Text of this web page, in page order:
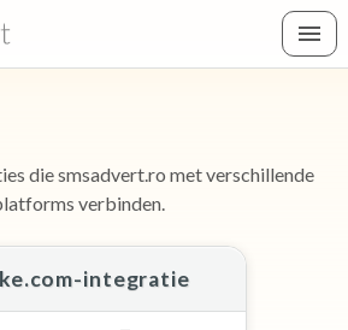
die smsadvert.ro met verschillende
verbinden.
integratie